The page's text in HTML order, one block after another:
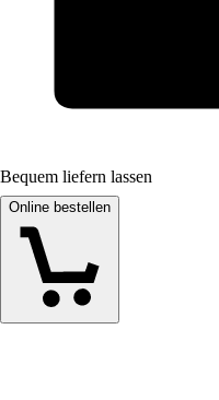
Bequem liefern lassen
Online bestellen